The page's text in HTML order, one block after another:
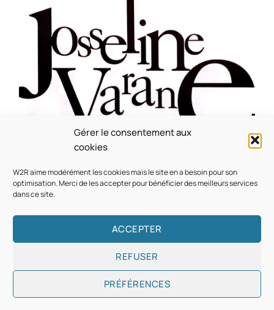
Gérer le consentement aux
cookies
W2R aime modérément les cookies mais le site en a besoin pour son
optimisation. Merci de les accepter pour bénéficier des meilleurs services
dans ce site.
ACCEPTER
REFUSER
PRÉFÉRENCES
MUSICALE
Souvenir : 1996
On05/03/2026byWebmaster2Risi
Copyright © 2026
Designed & Developed byThemeinWP Team